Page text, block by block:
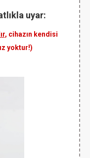
uyar:
, cihazın kendisi
yoktur!)